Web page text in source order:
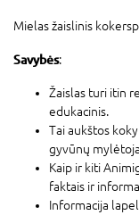
Mielas žaislinis
Savybės:
Žaislas turi itin
edukacinis.
Tai aukštos
gyvūnų
Kaip ir kiti
faktais ir
Informacija